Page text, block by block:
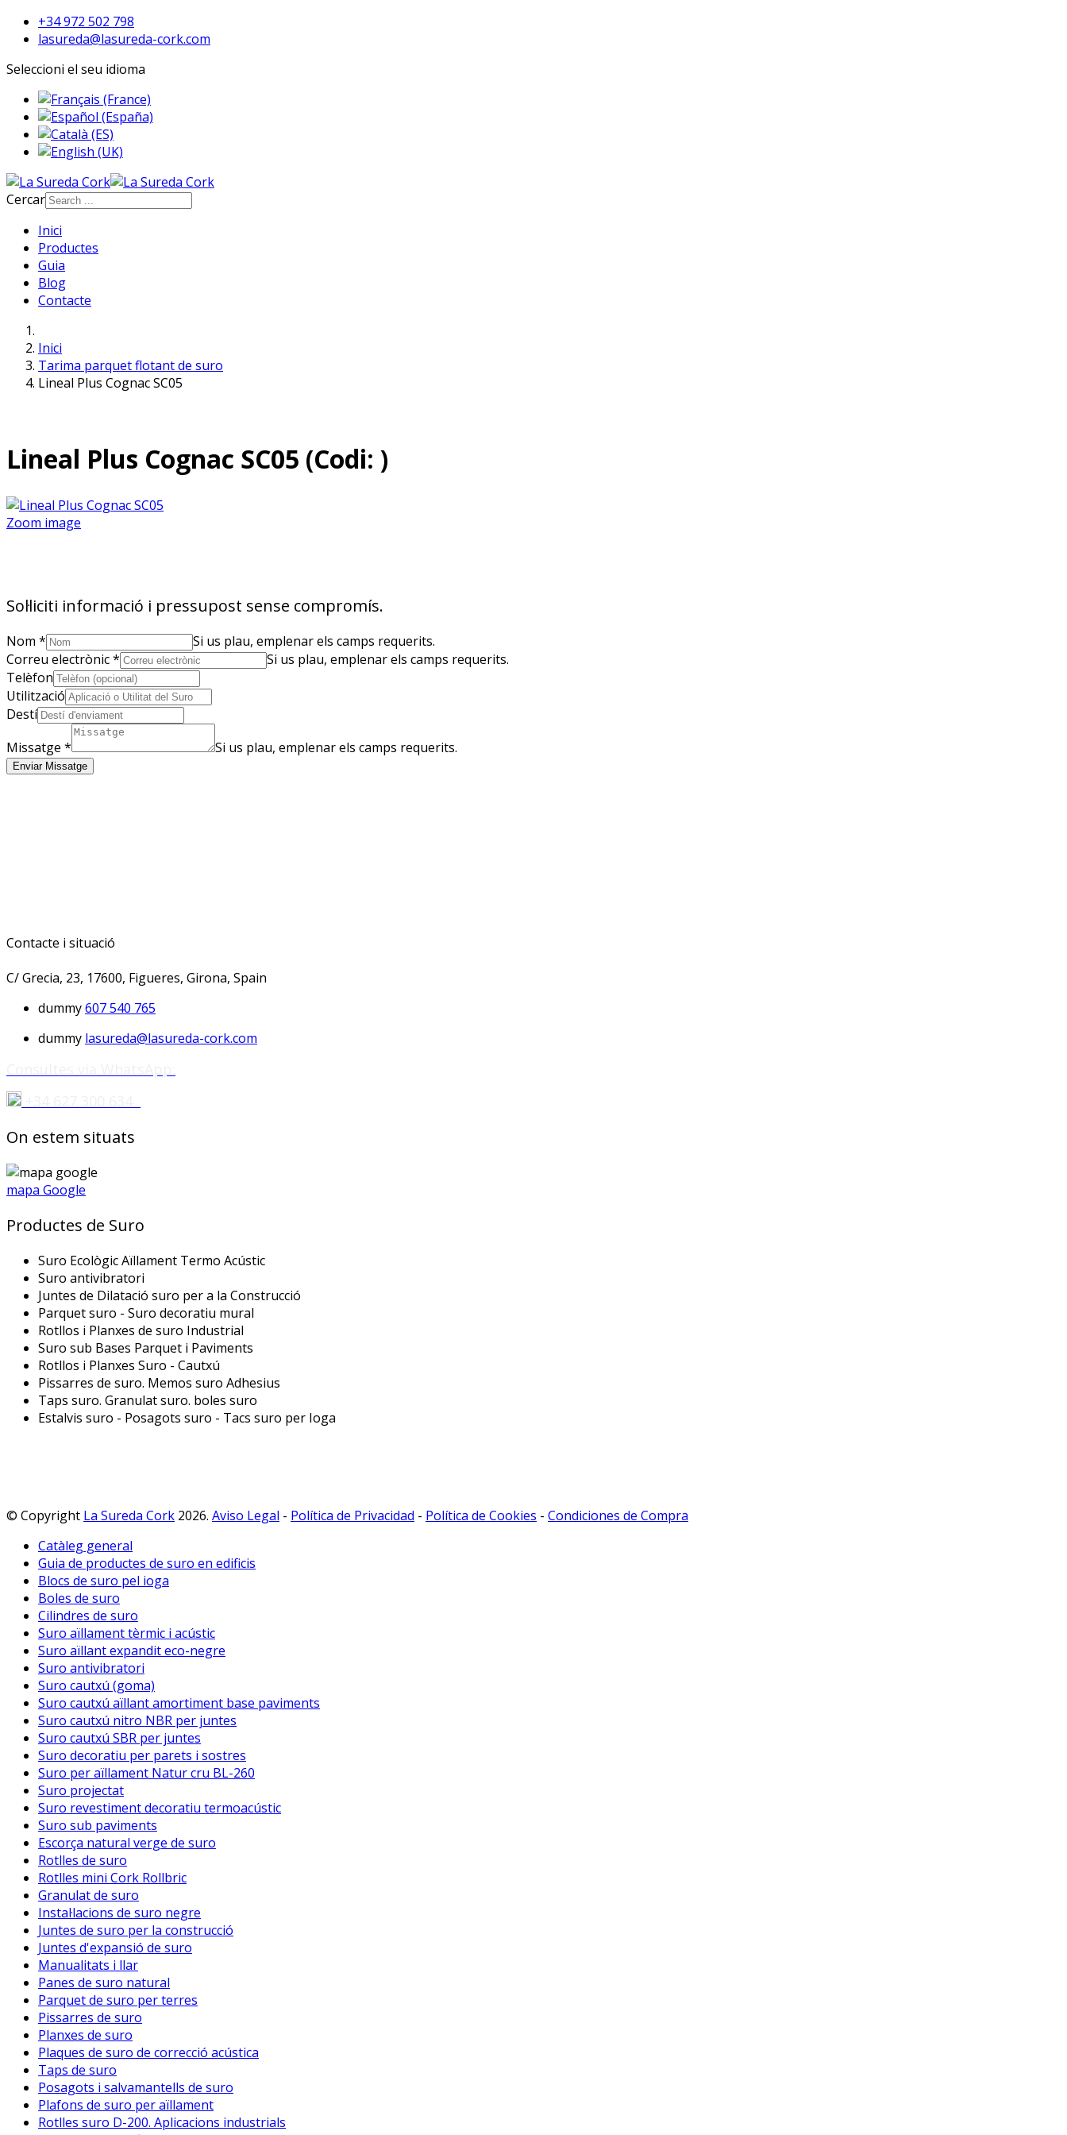
+34 972 502 798
lasureda@lasureda-cork.com
Seleccioni el seu idioma
Cercar
Inici
Productes
Guia
Blog
Contacte
Inici
Tarima parquet flotant de suro
Lineal Plus Cognac SC05
Lineal Plus Cognac SC05 (Codi: )
Zoom image
Sol·liciti informació i pressupost sense compromís.
Nom *
Si us plau, emplenar els camps requerits.
Correu electrònic*
Si us plau, emplenar els camps requerits.
Telèfon
Utilització
Destí
Missatge * Si us plau, emplenar els camps requerits.
Enviar Missatge
Contacte i situació
C/ Grecia, 23, 17600, Figueres, Girona, Spain
dummy607 540 765
dummy lasureda@lasureda-cork.com
On estem situats
mapa Google
Productes de Suro
Suro Ecològic Aïllament Termo Acústic
Suro antivibratori
Juntes de Dilatació suro per a la Construcció
Parquet suro - Suro decoratiu mural
Rotllos i Planxes de suro Industrial
Suro sub Bases Parquet i Paviments
Rotllos i Planxes Suro - Cautxú
Pissarres de suro. Memos suro Adhesius
Taps suro. Granulat suro. boles suro
Estalvis suro - Posagots suro - Tacs suro per Ioga
© Copyright La Sureda Cork 2026. Aviso Legal - Política de Privacidad - Política de Cookies - Condiciones de Compra
Catàleg general
Guia de productes de suro en edificis
Blocs de suro pel ioga
Boles de suro
Cilindres de suro
Suro aïllament tèrmic i acústic
Suro aïllant expandit eco-negre
Suro antivibratori
Suro cautxú (goma)
Suro cautxú aïllant amortiment base paviments
Suro cautxú nitro NBR per juntes
Suro cautxú SBR per juntes
Suro decoratiu per parets i sostres
Suro per aïllament Natur cru BL-260
Suro projectat
Suro revestiment decoratiu termoacústic
Suro sub paviments
Escorça natural verge de suro
Rotlles de suro
Rotlles mini Cork Rollbric
Granulat de suro
Instal·lacions de suro negre
Juntes de suro per la construcció
Juntes d'expansió de suro
Manualitats i llar
Panes de suro natural
Parquet de suro per terres
Pissarres de suro
Planxes de suro
Plaques de suro de correcció acústica
Taps de suro
Posagots i salvamantells de suro
Plafons de suro per aïllament
Rotlles suro D-200. Aplicacions industrials